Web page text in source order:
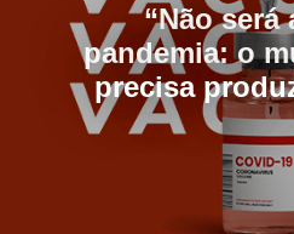
“Não será
pandemia: o
precisa